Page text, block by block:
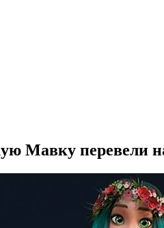
Мавку перевели